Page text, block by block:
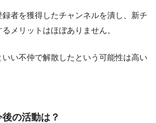
者を獲得したチャンネルを潰し、新チ
メリットはほぼありません。
い不仲で解散したという可能性は高い
の活動は？